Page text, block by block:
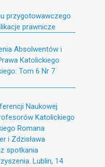
przygotowawczego
prawnicze
Absolwentów i
Katolickiego
Tom 6 Nr 7
Naukowej
Katolickiego
Romana
i Zdzisława
spotkania
Lublin, 14